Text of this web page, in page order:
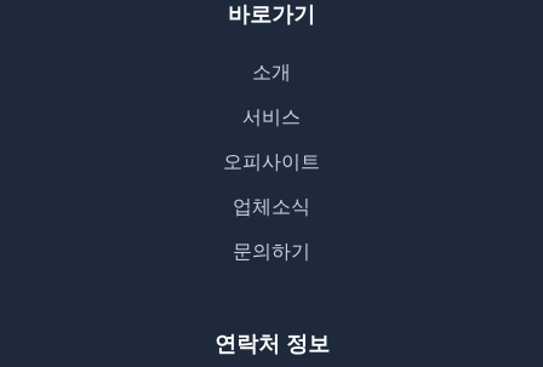
바로가기
소개
서비스
오피사이트
업체소식
문의하기
연락처 정보